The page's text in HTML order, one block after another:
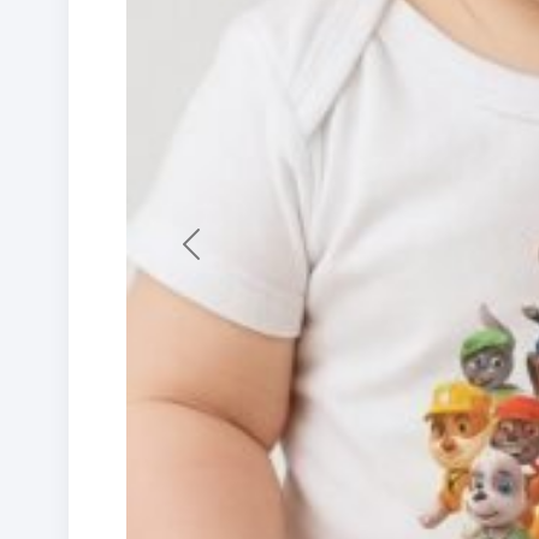
Previous